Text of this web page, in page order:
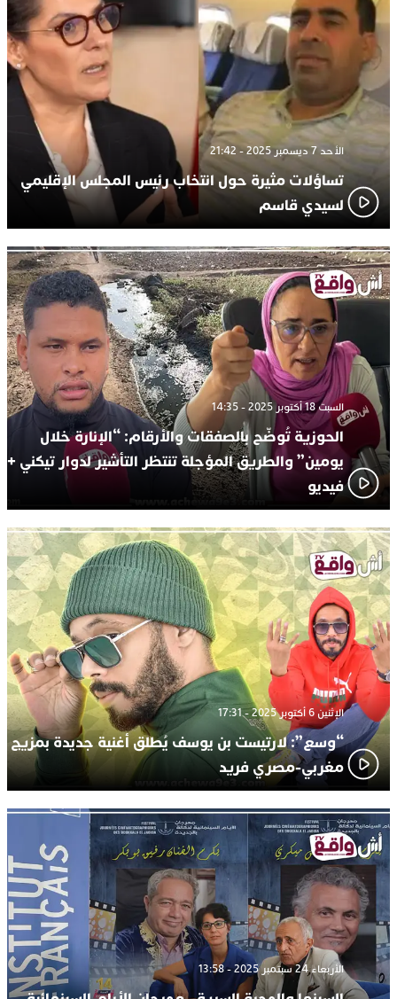
الأحد 7 ديسمبر 2025 - 21:42
تساؤلات مثيرة حول انتخاب رئيس المجلس الإقليمي
لسيدي قاسم
السبت 18 أكتوبر 2025 - 14:35
الحوزية تُوضّح بالصفقات والأرقام: “الإنارة خلال
يومين” والطريق المؤجلة تنتظر التأشير لدوار تيكني +
فيديو
الإثنين 6 أكتوبر 2025 - 17:31
“وسع”: لارتيست بن يوسف يُطلق أغنية جديدة بمزيج
مغربي-مصري فريد
الأربعاء 24 سبتمبر 2025 - 13:58